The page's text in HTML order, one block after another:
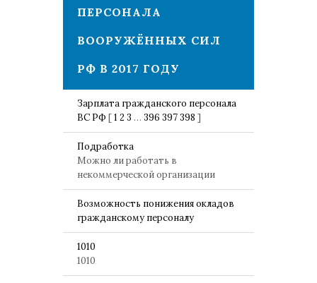
ПЕРСОНАЛА
ВООРУЖЁННЫХ СИЛ
РФ В 2017 ГОДУ
Зарплата гражданского персонала
ВС РФ [1 2 3 … 396 397398 ]
Подработка
Можно ли работать в
некоммерческой организации
Возможность понижения окладов
гражданскому персоналу
1010
1010